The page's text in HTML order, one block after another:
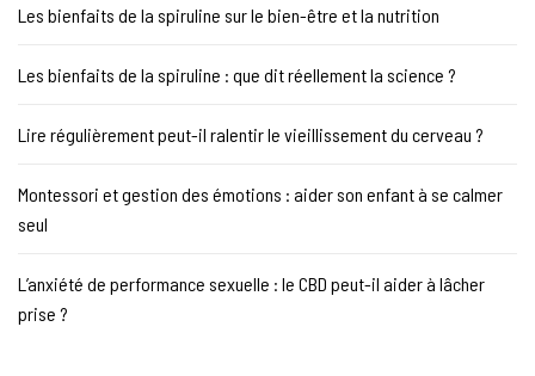
Les bienfaits de la spiruline sur le bien-être et la nutrition
Les bienfaits de la spiruline : que dit réellement la science ?
Lire régulièrement peut-il ralentir le vieillissement du cerveau ?
Montessori et gestion des émotions : aider son enfant à se calmer
seul
L’anxiété de performance sexuelle : le CBD peut-il aider à lâcher
prise ?